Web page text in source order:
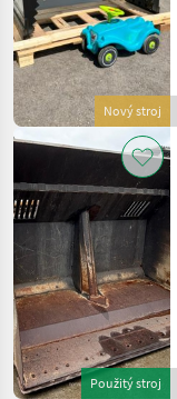
Nový stroj
Použitý stroj